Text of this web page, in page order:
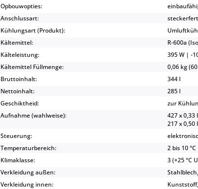
Opbouwopties:
Anschlussart:
Kühlungsart (Produkt):
Kältemittel:
R-600a
Kälteleistung:
395 W | -
Kältemittel Füllmenge:
0,06 kg
Bruttoinhalt:
344 l
Nettoinhalt:
285 l
Geschiktheid:
zur
Aufnahme (wahlweise):
427 x 0,33
217 x 0,50
Steuerung:
Temperaturbereich:
2 bis 10
Klimaklasse:
3 (+25 °C
Verkleidung außen:
Verkleidung innen: